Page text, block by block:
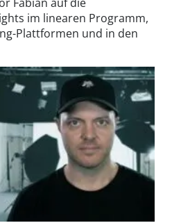
im linearen Programm,
Plattformen und in den